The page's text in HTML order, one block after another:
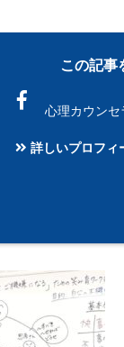
この記事
心理カウン
詳しいプロフィ